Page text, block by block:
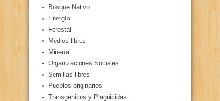
Bosque Nativo
Energía
Forestal
Medios libres
Minería
Organizaciones Sociales
Semillas libres
Pueblos originarios
Transgénicos y Plaguicidas